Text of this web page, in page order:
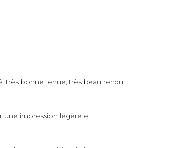
très bonne tenue, très beau rendu
une impression légère et